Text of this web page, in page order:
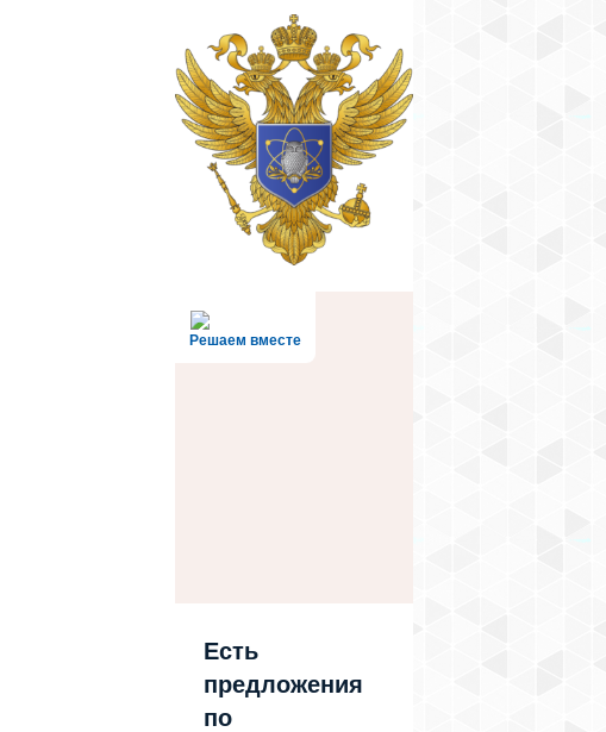
Решаем вместе
Есть
предложения
по